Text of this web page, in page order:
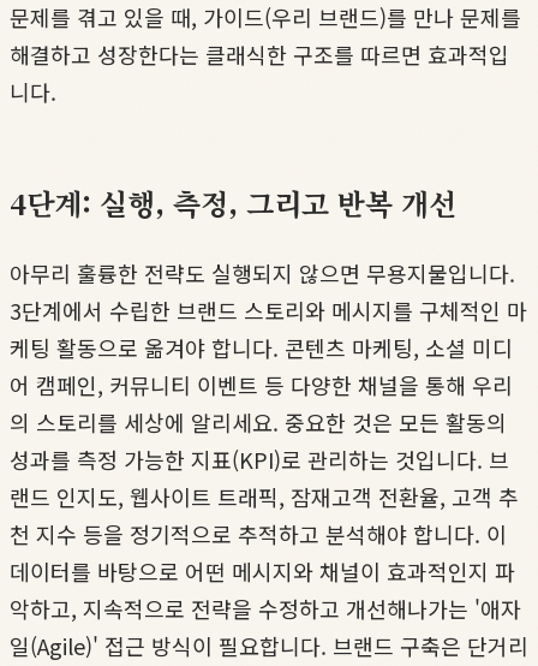
문제를 겪고 있을 때, 가이드(우리 브랜드)를 만나 문제를
해결하고 성장한다는 클래식한 구조를 따르면 효과적입
니다.
4단계: 실행, 측정, 그리고 반복 개선
아무리 훌륭한 전략도 실행되지 않으면 무용지물입니다.
3단계에서 수립한 브랜드 스토리와 메시지를 구체적인 마
케팅 활동으로 옮겨야 합니다. 콘텐츠 마케팅, 소셜 미디
어 캠페인, 커뮤니티 이벤트 등 다양한 채널을 통해 우리
의 스토리를 세상에 알리세요. 중요한 것은 모든 활동의
성과를 측정 가능한 지표(KPI)로 관리하는 것입니다. 브
랜드 인지도, 웹사이트 트래픽, 잠재고객 전환율, 고객 추
천 지수 등을 정기적으로 추적하고 분석해야 합니다. 이
데이터를 바탕으로 어떤 메시지와 채널이 효과적인지 파
악하고, 지속적으로 전략을 수정하고 개선해나가는 '애자
일(Agile)' 접근 방식이 필요합니다. 브랜드 구축은 단거리